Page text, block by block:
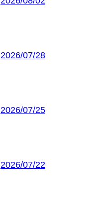
2026/07/28
2026/07/25
2026/07/22